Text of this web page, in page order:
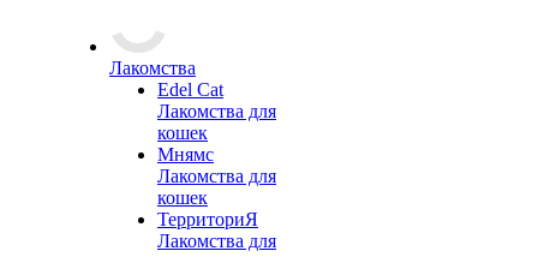
Лакомства
Edel Cat
Лакомства для
кошек
Мнямс
Лакомства для
кошек
ТерриториЯ
Лакомства для